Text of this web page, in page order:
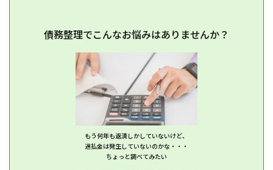
債務整理でこんなお悩みはありませんか？
もう何年も返済しかしていないけど、
過払金は発生していないのかな・・・
ちょっと調べてみたい